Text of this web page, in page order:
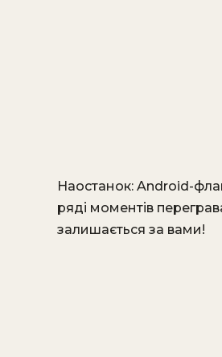
Наостанок: Android-
ряді моментів
залишається за вами!